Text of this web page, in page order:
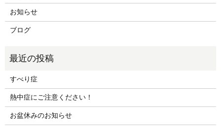
お知らせ
ブログ
すべり症
熱中症にご注意ください！
お盆休みのお知らせ